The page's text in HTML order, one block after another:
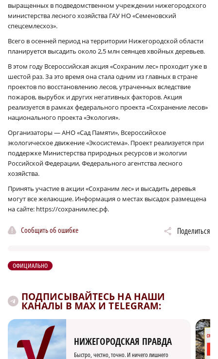
выращенных в подведомственном учреждении нижегородского
министерства лесного хозяйства ГАУ НО «Семеновский
спецсемлесхоз».
Всего в осенней период на территории Нижегородской области
планируется высадить около 2,5 млн сеянцев хвойных деревьев.
В этом году Всероссийская акция «Сохраним лес» проходит уже в
шестой раз. За это время она стала одним из главных в стране
проектов по восстановлению лесов, утраченных вследствие
пожаров, вырубок и других негативных факторов. Акция
реализуется в рамках федерального проекта «Сохранение лесов»
национального проекта «Экология».
Организаторы — АНО «Сад Памяти», Всероссийское
экологическое движение «Экосистема». Проект реализуется при
поддержке Министерства природных ресурсов и экологии
Российской Федерации, Федерального агентства лесного
хозяйства.
Принять участие в акции «Сохраним лес» и высадить деревья
могут все желающие. Информация о местах высадок размещена
на сайте: https://сохранимлес.рф.
Сообщить об ошибке Поделиться
ОФИЦИАЛЬНО
ПОДПИСЫВАЙТЕСЬ НА НАШИ
КАНАЛЫ В MAX И TELEGRAM:
НИЖЕГОРОДСКАЯ ПРАВДА
Быстро, честно, точно. И ничего лишнего